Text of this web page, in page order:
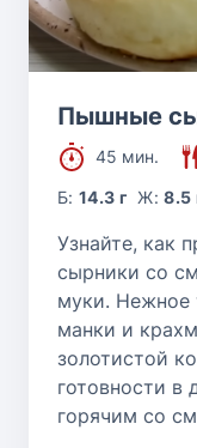
Пышные
45 мин.
Б:14.3 г Ж:8.5
Узнайте, как
сырники со
муки. Нежное
манки и
золотистой
готовности в
горячим со